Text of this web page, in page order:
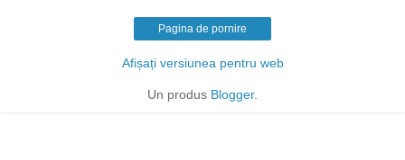
Pagina de pornire
Afișați versiunea pentru web
Un produs Blogger.